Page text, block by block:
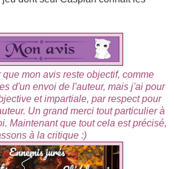
mon avis reste objectif, comme
d'un envoi de l'auteur, mais j'ai pour
et impartiale, par respect pour
Un grand merci tout particulier à
Maintenant que tout cela est précisé,
à la critique :)